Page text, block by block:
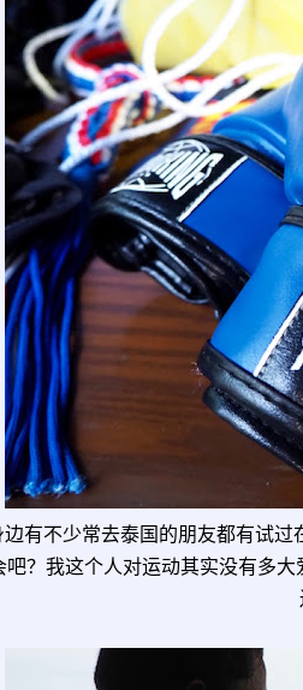
边有不少常去泰国的朋友都有试
吧？我这个人对运动其实没有多